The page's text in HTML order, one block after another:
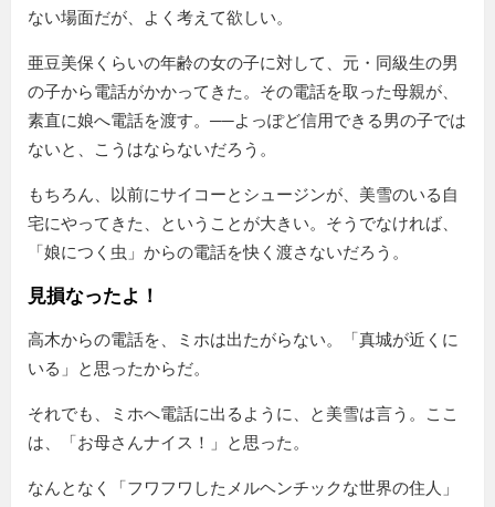
ない場面だが、よく考えて欲しい。
亜豆美保くらいの年齢の女の子に対して、元・同級生の男
の子から電話がかかってきた。その電話を取った母親が、
素直に娘へ電話を渡す。──よっぽど信用できる男の子では
ないと、こうはならないだろう。
もちろん、以前にサイコーとシュージンが、美雪のいる自
宅にやってきた、ということが大きい。そうでなければ、
「娘につく虫」からの電話を快く渡さないだろう。
見損なったよ！
高木からの電話を、ミホは出たがらない。「真城が近くに
いる」と思ったからだ。
それでも、ミホへ電話に出るように、と美雪は言う。ここ
は、「お母さんナイス！」と思った。
なんとなく「フワフワしたメルヘンチックな世界の住人」